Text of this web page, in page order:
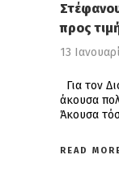
προς
13
Για τον
άκουσα
Άκουσα
READ